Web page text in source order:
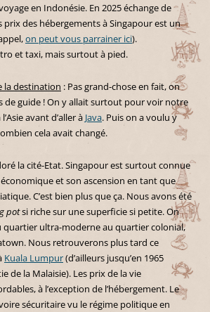
en Indonésie. En 2025 échange de
prix des hébergements à Singapour est un
on peut vous parrainer ici).
et taxi, mais surtout à pied.
la destination : Pas grand-chose en fait, on
de guide ! On y allait surtout pour voir notre
avant d’aller à Java. Puis on a voulu y
cela avait changé.
la cité-Etat. Singapour est surtout connue
et son ascension en tant que
C’est bien plus que ça. Nous avons été
potsi riche sur une superficie si petite. On
quartier ultra-moderne au quartier colonial,
Nous retrouverons plus tard ce
Kuala Lumpur(d’ailleurs jusqu’en 1965
de la Malaisie). Les prix de la vie
à l’exception de l’hébergement. Le
sécuritaire vu le régime politique en